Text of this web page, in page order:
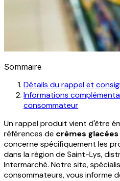
Sommaire
Détails du rappel et
Informations
consommateur
Un rappel produit vient d'être
références de crèmes glacées
concerne spécifiquement les
dans la région de Saint-Lys,
Intermarché. Notre site,
consommateurs, vous informe